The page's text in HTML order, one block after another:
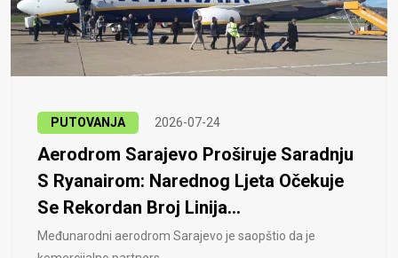
PUTOVANJA 2026-07-24
Aerodrom Sarajevo Proširuje Saradnju
S Ryanairom: Narednog Ljeta Očekuje
Se Rekordan Broj Linija...
Međunarodni aerodrom Sarajevo je saopštio da je